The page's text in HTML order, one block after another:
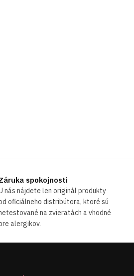
spokojnosti
nás nájdete len originál produkty
oficiálneho distribútora, ktoré sú
na zvieratách a vhodné
alergikov.